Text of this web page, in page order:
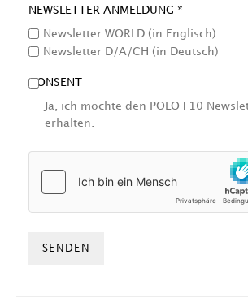
NEWSLETTER ANMELDUNG *
Newsletter WORLD (in Englisch)
Newsletter D/A/CH (in Deutsch)
CONSENT
Ja, ich möchte den POLO+10
erhalten.